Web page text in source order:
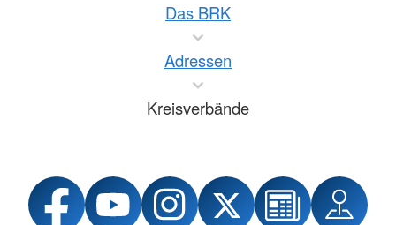
Das BRK
Adressen
Kreisverbände